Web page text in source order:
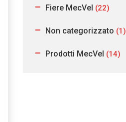
Fiere MecVel (22)
Non categorizzato (1)
Prodotti MecVel (14)